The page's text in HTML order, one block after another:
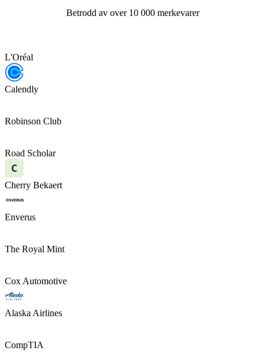
Betrodd av over 10 000 merkevarer
L'Oréal
Calendly
Robinson Club
Road Scholar
C
Cherry Bekaert
Enverus
The Royal Mint
Cox Automotive
Alaska Airlines
CompTIA